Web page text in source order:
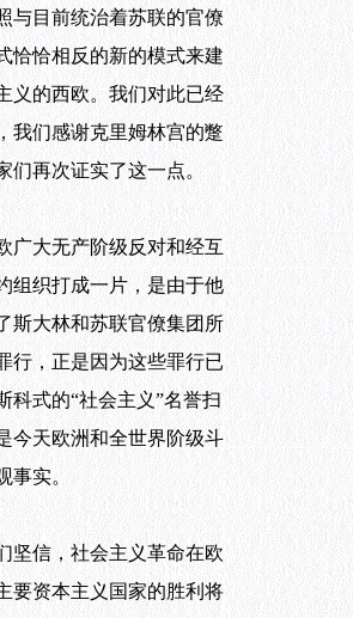
与目前统治着苏联的官僚
恰恰相反的新的模式来建
义的西欧。我们对此已经
我们感谢克里姆林宫的蹩
们再次证实了这一点。
大无产阶级反对和经互
组织打成一片，是由于他
斯大林和苏联官僚集团所
行，正是因为这些罪行已
科式的“社会主义”名誉扫
今天欧洲和全世界阶级斗
事实。
信，社会主义革命在欧
要资本主义国家的胜利将